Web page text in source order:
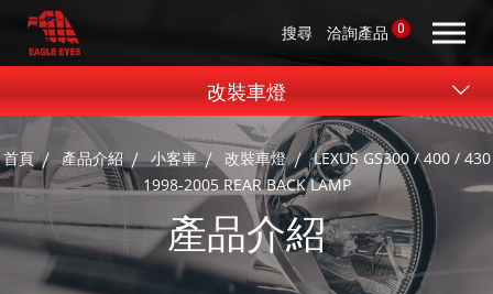
搜尋 洽詢產品 0
首頁 產品介紹 小客車 改裝車燈
LEXUS GS300 / 400 / 430
1998-2005 REAR BACK LAMP
產品介紹
改裝車燈